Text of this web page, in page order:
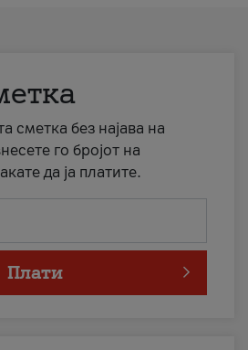
сметка без најава на
го бројот на
да ја платите.
Плати